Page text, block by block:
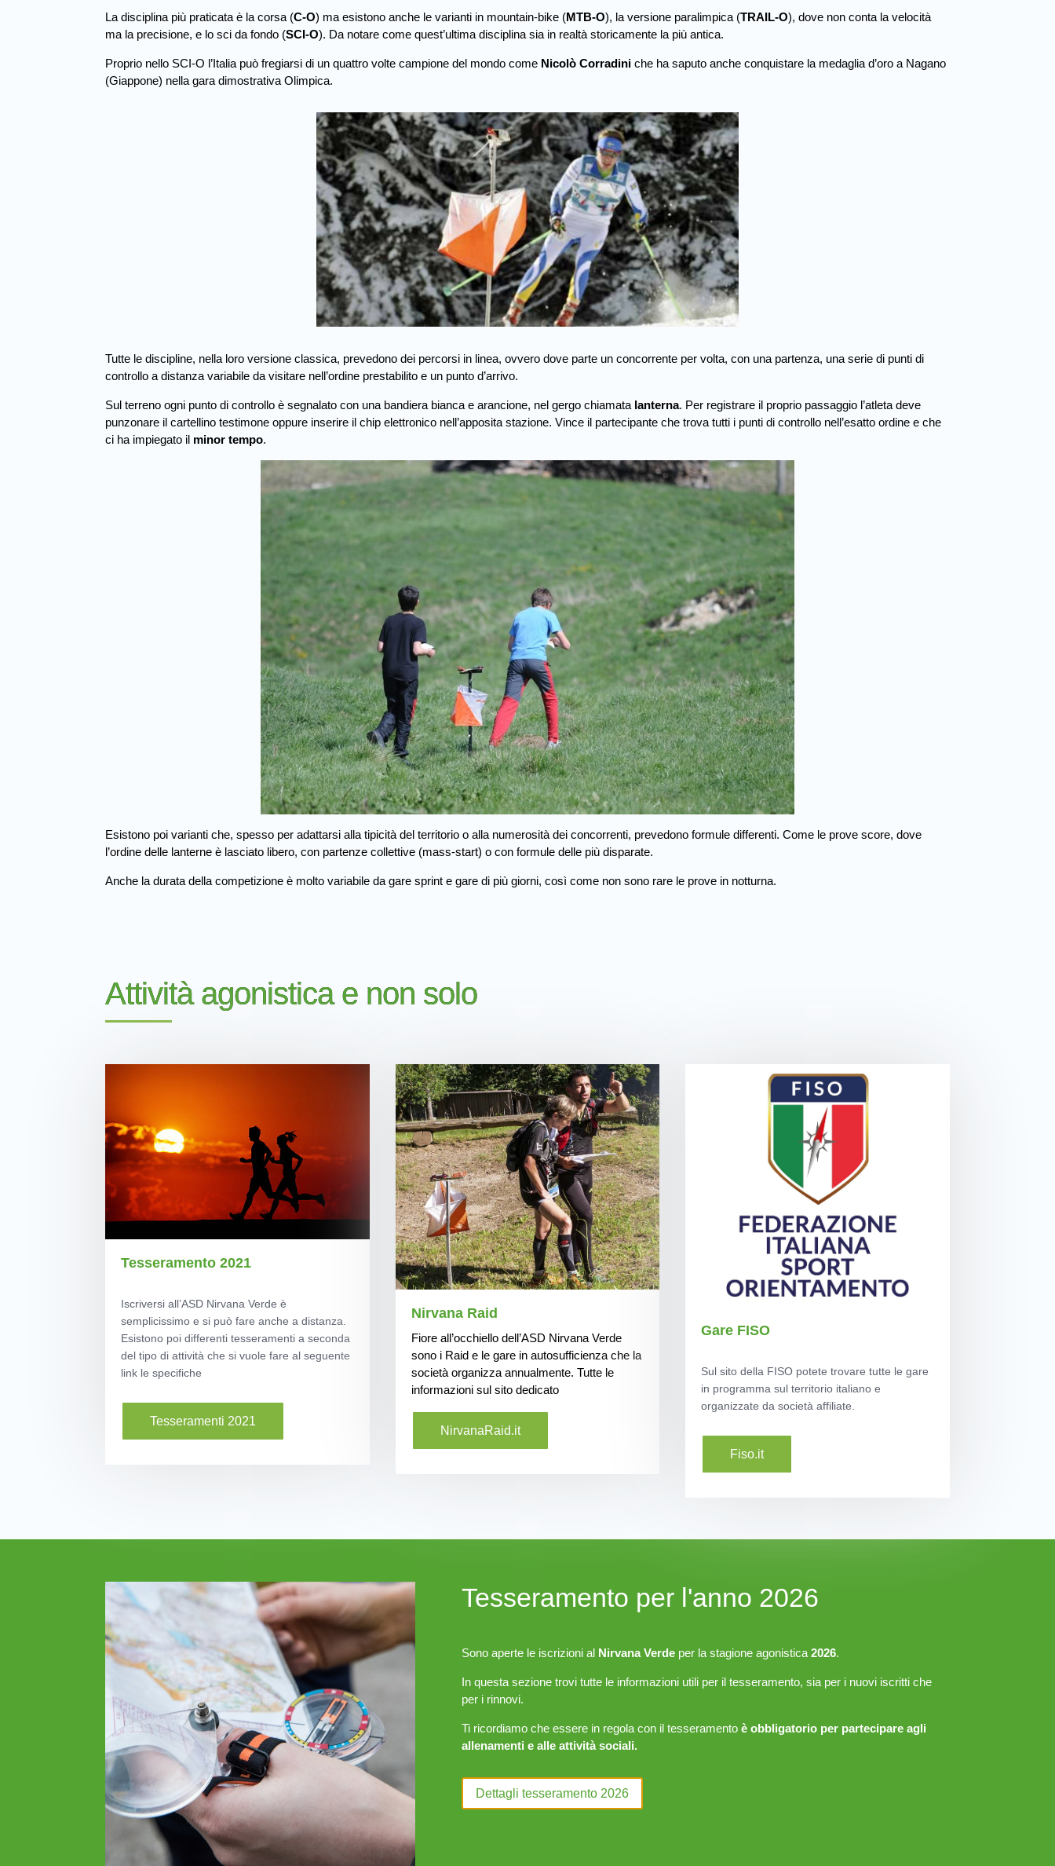
La disciplina più praticata è la corsa (C-O) ma esistono anche le varianti in mountain-bike (MTB-O), la versione paralimpica (TRAIL-O), dove non conta la velocità
ma la precisione, e lo sci da fondo (SCI-O). Da notare come quest’ultima disciplina sia in realtà storicamente la più antica.
Proprio nello SCI-O l’Italia può fregiarsi di un quattro volte campione del mondo come Nicolò Corradini che ha saputo anche conquistare la medaglia d’oro a Nagano
(Giappone) nella gara dimostrativa Olimpica.
Tutte le discipline, nella loro versione classica, prevedono dei percorsi in linea, ovvero dove parte un concorrente per volta, con una partenza, una serie di punti di
controllo a distanza variabile da visitare nell’ordine prestabilito e un punto d’arrivo.
Sul terreno ogni punto di controllo è segnalato con una bandiera bianca e arancione, nel gergo chiamata lanterna. Per registrare il proprio passaggio l’atleta deve
punzonare il cartellino testimone oppure inserire il chip elettronico nell’apposita stazione. Vince il partecipante che trova tutti i punti di controllo nell’esatto ordine e che
ci ha impiegato il minor tempo.
Esistono poi varianti che, spesso per adattarsi alla tipicità del territorio o alla numerosità dei concorrenti, prevedono formule differenti. Come le prove score, dove
l’ordine delle lanterne è lasciato libero, con partenze collettive (mass-start) o con formule delle più disparate.
Anche la durata della competizione è molto variabile da gare sprint e gare di più giorni, così come non sono rare le prove in notturna.
Attività agonistica e non solo
Tesseramento 2021
Iscriversi all’ASD Nirvana Verde è
semplicissimo e si può fare anche a distanza.
Esistono poi differenti tesseramenti a seconda
del tipo di attività che si vuole fare al seguente
link le specifiche
Tesseramenti 2021
Nirvana Raid
Fiore all’occhiello dell’ASD Nirvana Verde
sono i Raid e le gare in autosufficienza che la
società organizza annualmente. Tutte le
informazioni sul sito dedicato
NirvanaRaid.it
Gare FISO
Sul sito della FISO potete trovare tutte le gare
in programma sul territorio italiano e
organizzate da società affiliate.
Fiso.it
Tesseramento per l'anno 2026
Sono aperte le iscrizioni al Nirvana Verde per la stagione agonistica2026.
In questa sezione trovi tutte le informazioni utili per il tesseramento, sia per i nuovi iscritti che
per i rinnovi.
Ti ricordiamo che essere in regola con il tesseramento è obbligatorio per partecipare agli
allenamenti e alle attività sociali.
Dettagli tesseramento 2026